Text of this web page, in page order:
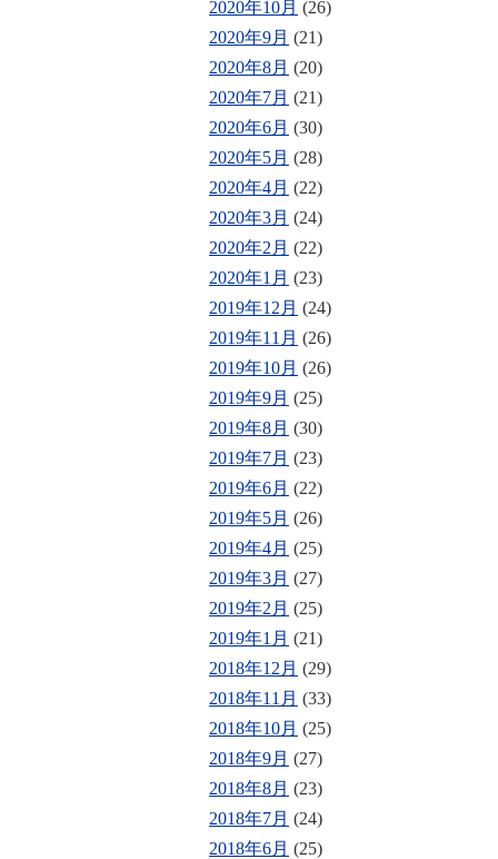
2020年10月 (26)
2020年9月 (21)
2020年8月 (20)
2020年7月 (21)
2020年6月 (30)
2020年5月 (28)
2020年4月 (22)
2020年3月 (24)
2020年2月 (22)
2020年1月 (23)
2019年12月 (24)
2019年11月 (26)
2019年10月 (26)
2019年9月 (25)
2019年8月 (30)
2019年7月 (23)
2019年6月 (22)
2019年5月 (26)
2019年4月 (25)
2019年3月 (27)
2019年2月 (25)
2019年1月 (21)
2018年12月 (29)
2018年11月 (33)
2018年10月 (25)
2018年9月 (27)
2018年8月 (23)
2018年7月 (24)
2018年6月 (25)